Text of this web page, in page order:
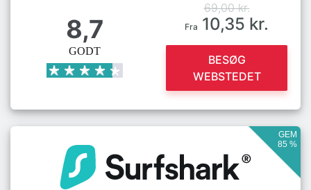
8,7
GODT
69,00 kr.
Fra 10,35 kr.
BESØG
WEBSTEDET
GEM
85 %